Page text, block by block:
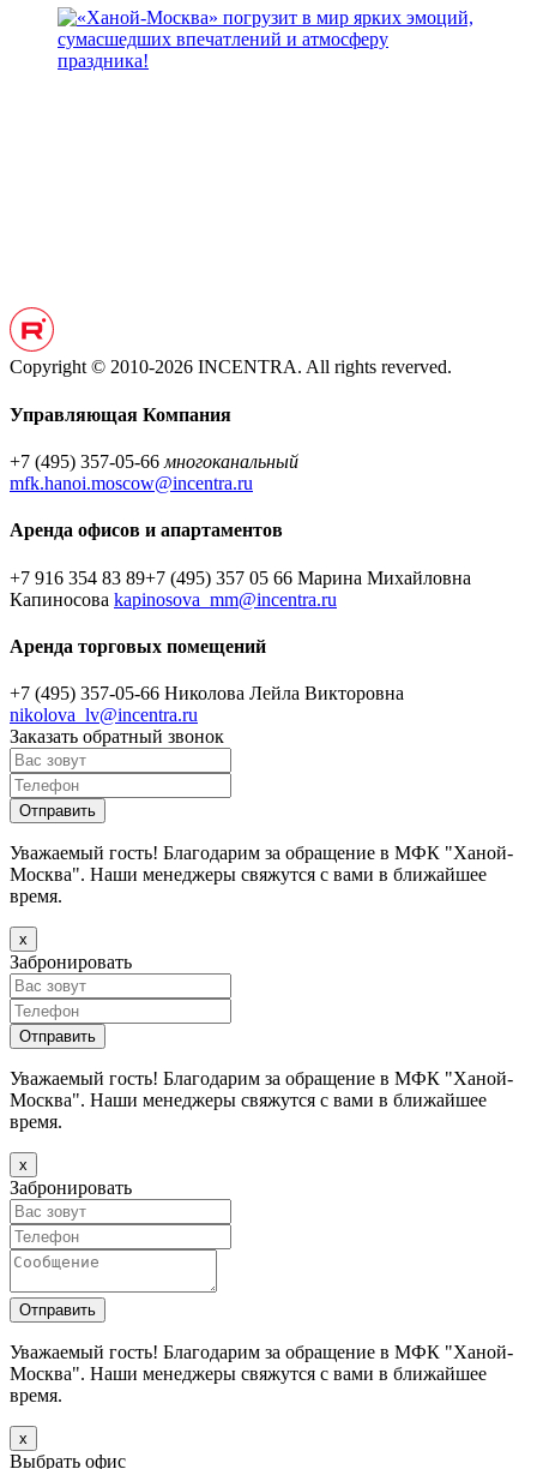
Copyright © 2010-2026 INCENTRA. All rights reverved.
Управляющая Компания
+7 (495) 357-05-66 многоканальный
mfk.hanoi.moscow@incentra.ru
Аренда офисов и апартаментов
+7 916 354 83 89+7 (495) 357 05 66 Марина Михайловна
Капиносова kapinosova_mm@incentra.ru
Аренда торговых помещений
+7 (495) 357-05-66 Николова Лейла Викторовна
nikolova_lv@incentra.ru
Заказать обратный звонок
Уважаемый гость! Благодарим за обращение в МФК "Ханой-
Москва". Наши менеджеры свяжутся с вами в ближайшее
время.
х
Забронировать
Уважаемый гость! Благодарим за обращение в МФК "Ханой-
Москва". Наши менеджеры свяжутся с вами в ближайшее
время.
х
Забронировать
Уважаемый гость! Благодарим за обращение в МФК "Ханой-
Москва". Наши менеджеры свяжутся с вами в ближайшее
время.
х
Выбрать офис